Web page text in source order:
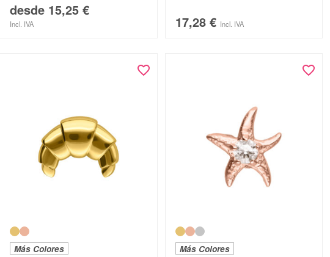
desde 15,25 €
Incl. IVA 17,28 € Incl. IVA
Más Colores Más Colores